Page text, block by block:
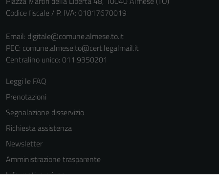
Codice fiscale / P. IVA: 01817670019
Email: digitale@comune.almese.to.it
PEC: comune.almese.to@cert.legalmail.it
Centralino unico: 011.9350201
Leggi le FAQ
Prenotazioni
Segnalazione disservizio
Richiesta assistenza
Newsletter
Amministrazione trasparente
Informativa privacy